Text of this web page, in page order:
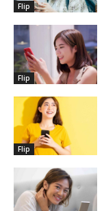
Flip
Flip
Flip